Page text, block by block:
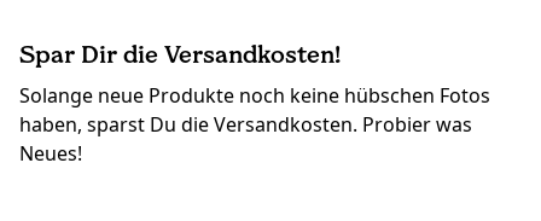
Spar Dir die Versandkosten!
Solange neue Produkte noch keine hübschen Fotos
haben, sparst Du die Versandkosten. Probier was
Neues!